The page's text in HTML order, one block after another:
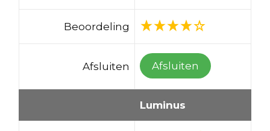
Beoordeling
Afsluiten Afsluiten
Luminus